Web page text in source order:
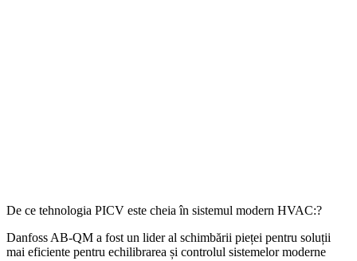
De ce tehnologia PICV este cheia în sistemul modern HVAC:?
Danfoss AB-QM a fost un lider al schimbării pieței pentru soluții
mai eficiente pentru echilibrarea și controlul sistemelor moderne